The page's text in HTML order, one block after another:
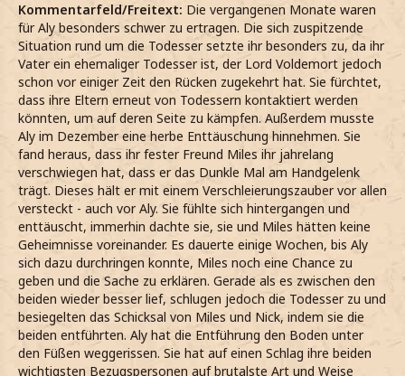
Kommentarfeld/Freitext: Die vergangenen Monate waren
für Aly besonders schwer zu ertragen. Die sich zuspitzende
Situation rund um die Todesser setzte ihr besonders zu, da ihr
Vater ein ehemaliger Todesser ist, der Lord Voldemort jedoch
schon vor einiger Zeit den Rücken zugekehrt hat. Sie fürchtet,
dass ihre Eltern erneut von Todessern kontaktiert werden
könnten, um auf deren Seite zu kämpfen. Außerdem musste
Aly im Dezember eine herbe Enttäuschung hinnehmen. Sie
fand heraus, dass ihr fester Freund Miles ihr jahrelang
verschwiegen hat, dass er das Dunkle Mal am Handgelenk
trägt. Dieses hält er mit einem Verschleierungszauber vor allen
versteckt - auch vor Aly. Sie fühlte sich hintergangen und
enttäuscht, immerhin dachte sie, sie und Miles hätten keine
Geheimnisse voreinander. Es dauerte einige Wochen, bis Aly
sich dazu durchringen konnte, Miles noch eine Chance zu
geben und die Sache zu erklären. Gerade als es zwischen den
beiden wieder besser lief, schlugen jedoch die Todesser zu und
besiegelten das Schicksal von Miles und Nick, indem sie die
beiden entführten. Aly hat die Entführung den Boden unter
den Füßen weggerissen. Sie hat auf einen Schlag ihre beiden
wichtigsten Bezugspersonen auf brutalste Art und Weise